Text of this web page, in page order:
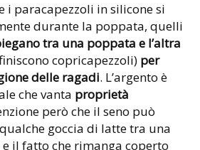
i paracapezzoli in silicone si
durante la poppata, quelli
tra una poppata e l’altra
copricapezzoli) per
delle ragadi. L’argento è
che vanta proprietà
però che il seno può
goccia di latte tra una
il fatto che rimanga coperto